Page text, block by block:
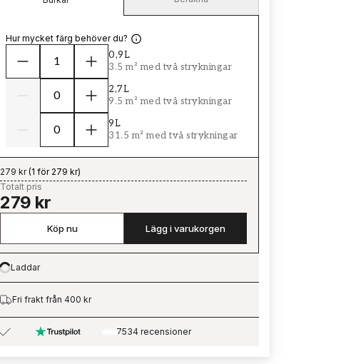
Hur mycket färg behöver du?
0,9L
3.5 m² med två strykningar
2,7L
9.5 m² med två strykningar
9L
31.5 m² med två strykningar
279 kr(1 för 279 kr)
Totalt pris
279 kr
Köp nu Lägg i varukorgen
Loading…
Laddar
Fri frakt från 400 kr
7534 recensioner